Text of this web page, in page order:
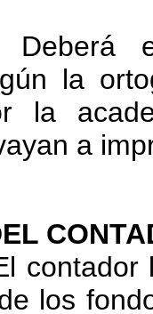
Deberá
la
la
a
contador
los